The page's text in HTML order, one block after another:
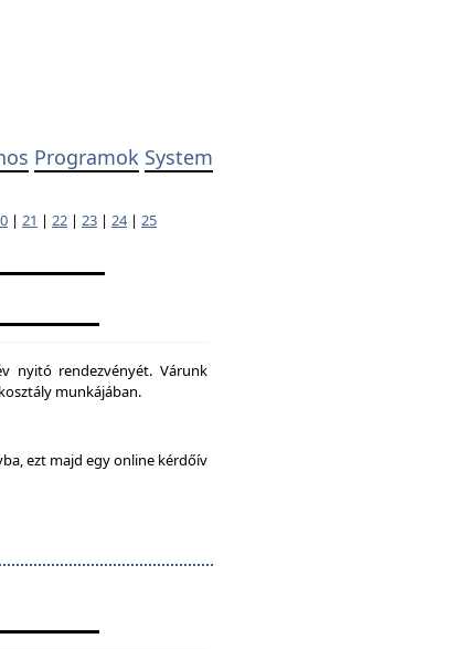
Programok System
| 21 | 22 | 23 | 24| 25
nyitó rendezvényét. Várunk
munkájában.
ezt majd egy online kérdőív